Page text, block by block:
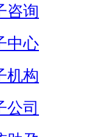
咨询
中心
机构
公司